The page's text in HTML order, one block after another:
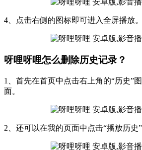
4、点击右侧的图标即可进入全屏播放。
呀哩呀哩怎么删除历史记录？
1、首先在首页中点击右上角的“历史”
面。
2、还可以在我的页面中点击“播放历史”